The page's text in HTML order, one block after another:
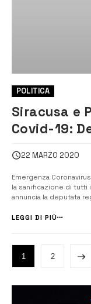
POLITICA
Siracusa e
Covid-19:
22 MARZO 2020
Emergenza
la sanificazione di tutti
annuncia la deputata
scorso, la Regione
LEGGI DI PIÙ
1 2